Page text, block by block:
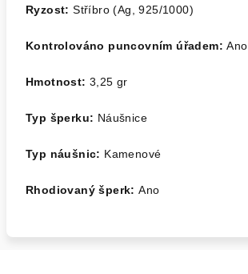
Ryzost: Stříbro (Ag, 925/1000)
Kontrolováno puncovním úřadem:Ano
Hmotnost: 3,25 gr
Typ šperku: Náušnice
Typ náušnic: Kamenové
Rhodiovaný šperk:Ano